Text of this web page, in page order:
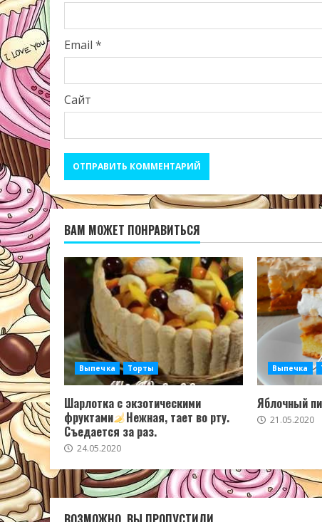
Email *
Сайт
ВАМ МОЖЕТ ПОНРАВИТЬСЯ
Выпечка Торты
Шарлотка с экзотическими
фруктами
Нежная, тает во рту.
Съедается за раз.
24.05.2020
Выпечка
Яблочный
21.05.2020